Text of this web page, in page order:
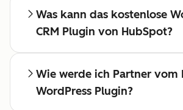
Was kann das kostenlose
CRM Plugin von HubSpot?
Wie werde ich Partner vom
WordPress Plugin?